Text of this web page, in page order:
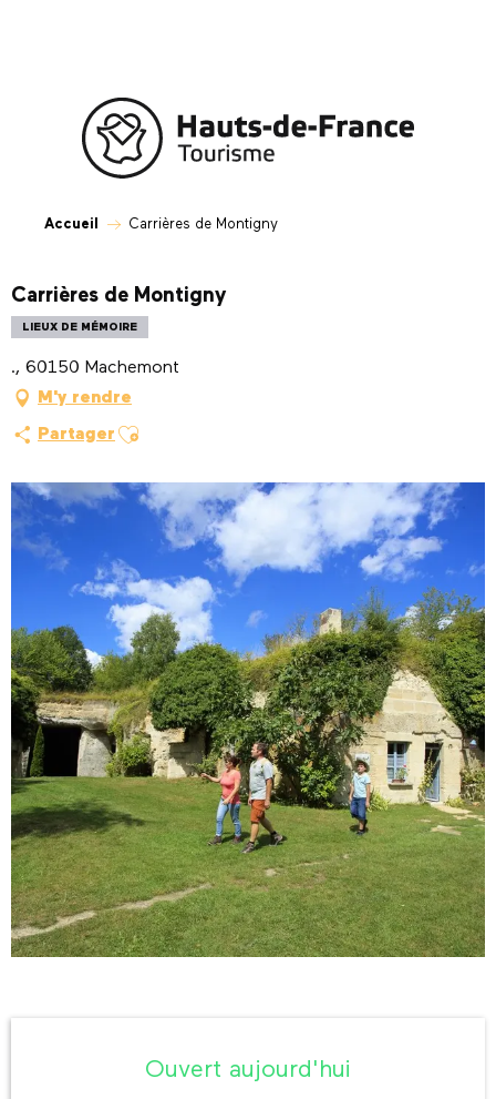
Accueil Carrières de Montigny
Carrières de Montigny
LIEUX DE MÉMOIRE
., 60150 Machemont
M'y rendre
Partager Ajouter aux favoris
Ouvert aujourd'hui